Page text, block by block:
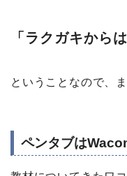
「ラクガキから
ということなので、
ペンタブは